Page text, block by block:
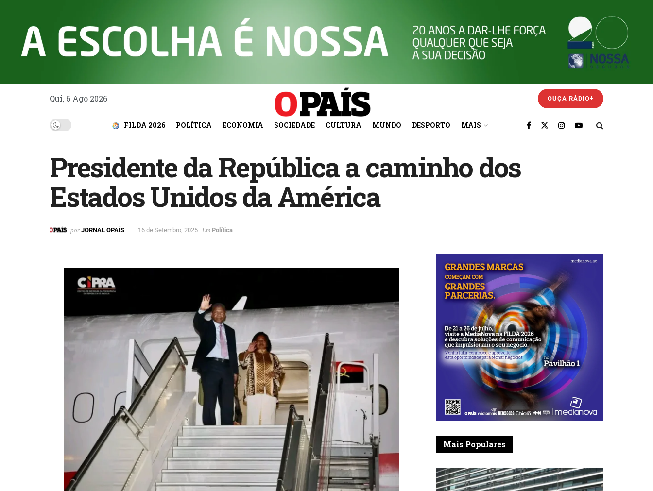
Qui, 6 Ago 2026 OUÇA RÁDIO+
FILDA 2026 POLÍTICA ECONOMIA SOCIEDADE CULTURA MUNDO DESPORTO MAIS
‎Presidente da República a caminho dos
Estados Unidos da América‎
por JORNAL OPAÍS 16 de Setembro, 2025 Em Política
Mais Populares